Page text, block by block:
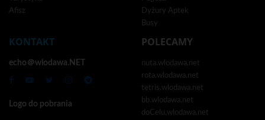
Afisz
Dyżury Aptek
Busy
KONTAKT
echo＠wlodawa.NET
Logo do pobrania
POLECAMY
nuta.wlodawa.net
rota.wlodawa.net
tetris.wlodawa.net
bb.wlodawa.net
doCelu.wlodawa.net